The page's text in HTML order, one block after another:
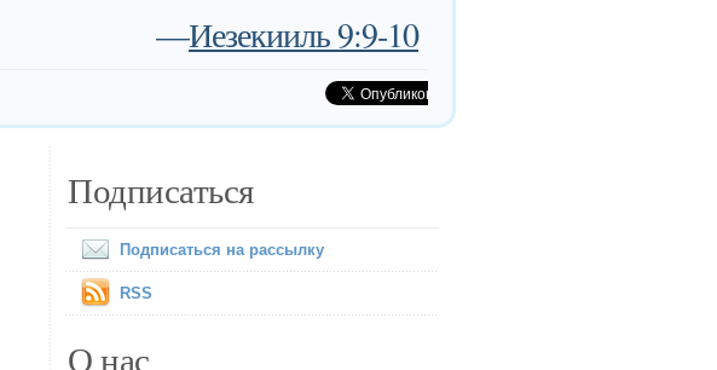
—Иезекииль 9:9-10
Подписаться
Подписаться на рассылку
RSS
О нас